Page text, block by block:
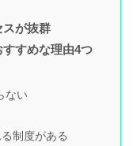
スが抜群
すめな理由4つ
ない
制度がある